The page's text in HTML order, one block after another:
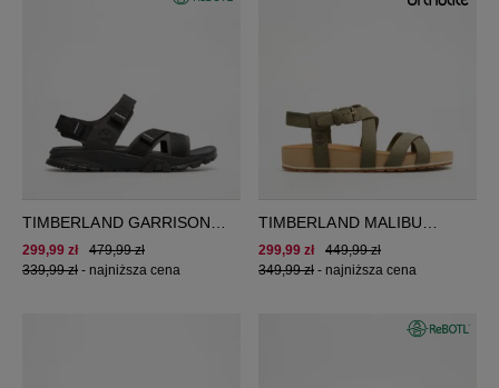
TIMBERLAND GARRISON
TRAIL BACKSTRAP SANDAL
479,99 zł
299,99 zł
339,99 zł - najniższa cena
TIMBERLAND MALIBU
WAVES BACKSTRAP SANDAL
449,99 zł
299,99 zł
349,99 zł - najniższa cena